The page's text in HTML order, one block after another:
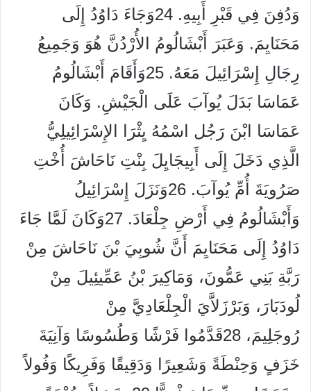
وَدُفِنَ فِي قَبْرِ أَبِيهِ. 24وَجَاءَ دَاوُدُ إِلَى
مَحَنَايِمَ. وَعَبَرَ أَبْشَالُومُ الأُرْدُنَّ هُوَ وَجَمِيعُ
رِجَالِ إِسْرَائِيلَ مَعَهُ. 25وَأَقَامَ أَبْشَالُومُ
عَمَاسَا بَدَلَ يُوآبَ عَلَى الْجَيْشِ. وَكَانَ
عَمَاسَا ابْنَ رَجُل اسْمُهُ يِثْرَا الإِسْرَائِيلِيُّ
الَّذِي دَخَلَ إِلَى أَبِيجَايِلَ بِنْتِ نَاحَاشَ أُخْتِ
صَرُويَةَ أُمِّ يُوآبَ. 26وَنَزَلَ إِسْرَائِيلُ
وَأَبْشَالُومُ فِي أَرْضِ جِلْعَادَ. 27وَكَانَ لَمَّا جَاءَ
دَاوُدُ إِلَى مَحَنَايِمَ أَنَّ شُوبِيَ بْنَ نَاحَاشَ مِنْ
رَبَّةِ بَنِي عَمُّونَ، وَمَاكِيرَ بْنُ عَمِّيئِيلَ مِنْ
لُودَبَارَ، وَبَرْزَلاَّيَ الْجِلْعَادِيَّ مِنْ
رُوجَلِيمَ، 28قَدَّمُوا فَرْشًا وَطُسُوسًا وَآنِيَةَ
خَزَفٍ وَحِنْطَةً وَشَعِيرًا وَدَقِيقًا وَفَرِيكًا وَفُولاً